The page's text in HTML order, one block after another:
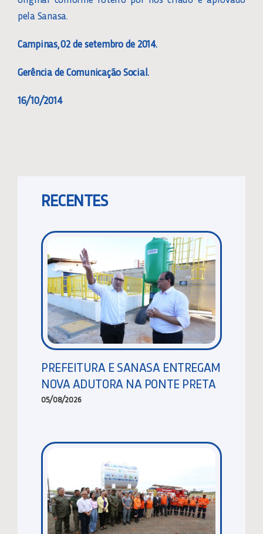
pela Sanasa.
Campinas, 02 de setembro de 2014.
Gerência de Comunicação Social.
16/10/2014
RECENTES
PREFEITURA E SANASA ENTREGAM
NOVA ADUTORA NA PONTE PRETA
05/08/2026